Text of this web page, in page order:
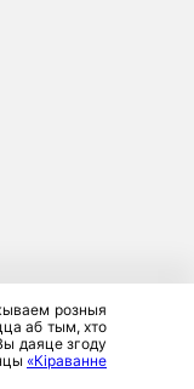
розныя
аб тым, хто
даяце згоду
«Кіраванне